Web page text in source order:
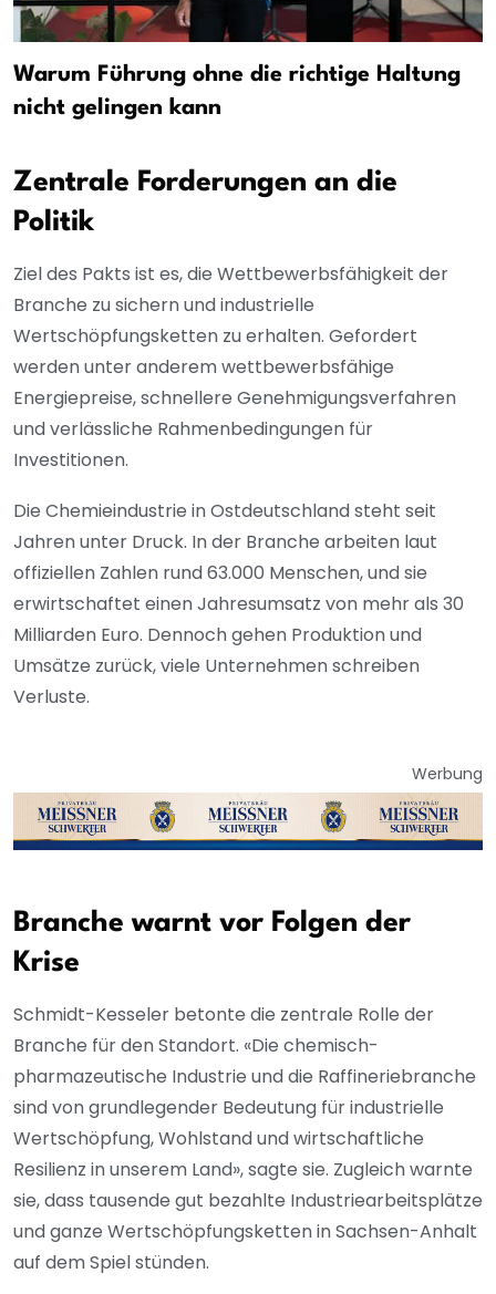
Warum Führung ohne die richtige Haltung
nicht gelingen kann
Zentrale Forderungen an die
Politik
Ziel des Pakts ist es, die Wettbewerbsfähigkeit der
Branche zu sichern und industrielle
Wertschöpfungsketten zu erhalten. Gefordert
werden unter anderem wettbewerbsfähige
Energiepreise, schnellere Genehmigungsverfahren
und verlässliche Rahmenbedingungen für
Investitionen.
Die Chemieindustrie in Ostdeutschland steht seit
Jahren unter Druck. In der Branche arbeiten laut
offiziellen Zahlen rund 63.000 Menschen, und sie
erwirtschaftet einen Jahresumsatz von mehr als 30
Milliarden Euro. Dennoch gehen Produktion und
Umsätze zurück, viele Unternehmen schreiben
Verluste.
Werbung
Branche warnt vor Folgen der
Krise
Schmidt-Kesseler betonte die zentrale Rolle der
Branche für den Standort. «Die chemisch-
pharmazeutische Industrie und die Raffineriebranche
sind von grundlegender Bedeutung für industrielle
Wertschöpfung, Wohlstand und wirtschaftliche
Resilienz in unserem Land», sagte sie. Zugleich warnte
sie, dass tausende gut bezahlte Industriearbeitsplätze
und ganze Wertschöpfungsketten in Sachsen-Anhalt
auf dem Spiel stünden.